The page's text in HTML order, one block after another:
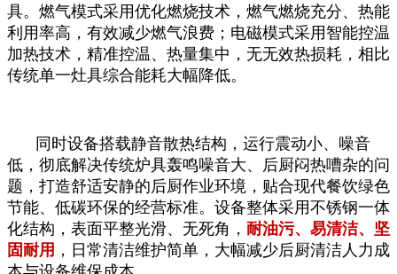
具。燃气模式采用优化燃烧技术，燃气燃烧充分、热能
利用率高，有效减少燃气浪费；电磁模式采用智能控温
加热技术，精准控温、热量集中，无无效热损耗，相比
传统单一灶具综合能耗大幅降低。
同时设备搭载静音散热结构，运行震动小、噪音
低，彻底解决传统炉具轰鸣噪音大、后厨闷热嘈杂的问
题，打造舒适安静的后厨作业环境，贴合现代餐饮绿色
节能、低碳环保的经营标准。设备整体采用不锈钢一体
化结构，表面平整光滑、无死角， 耐油污、易清洁、坚
固耐用 ，日常清洁维护简单，大幅减少后厨清洁人力成